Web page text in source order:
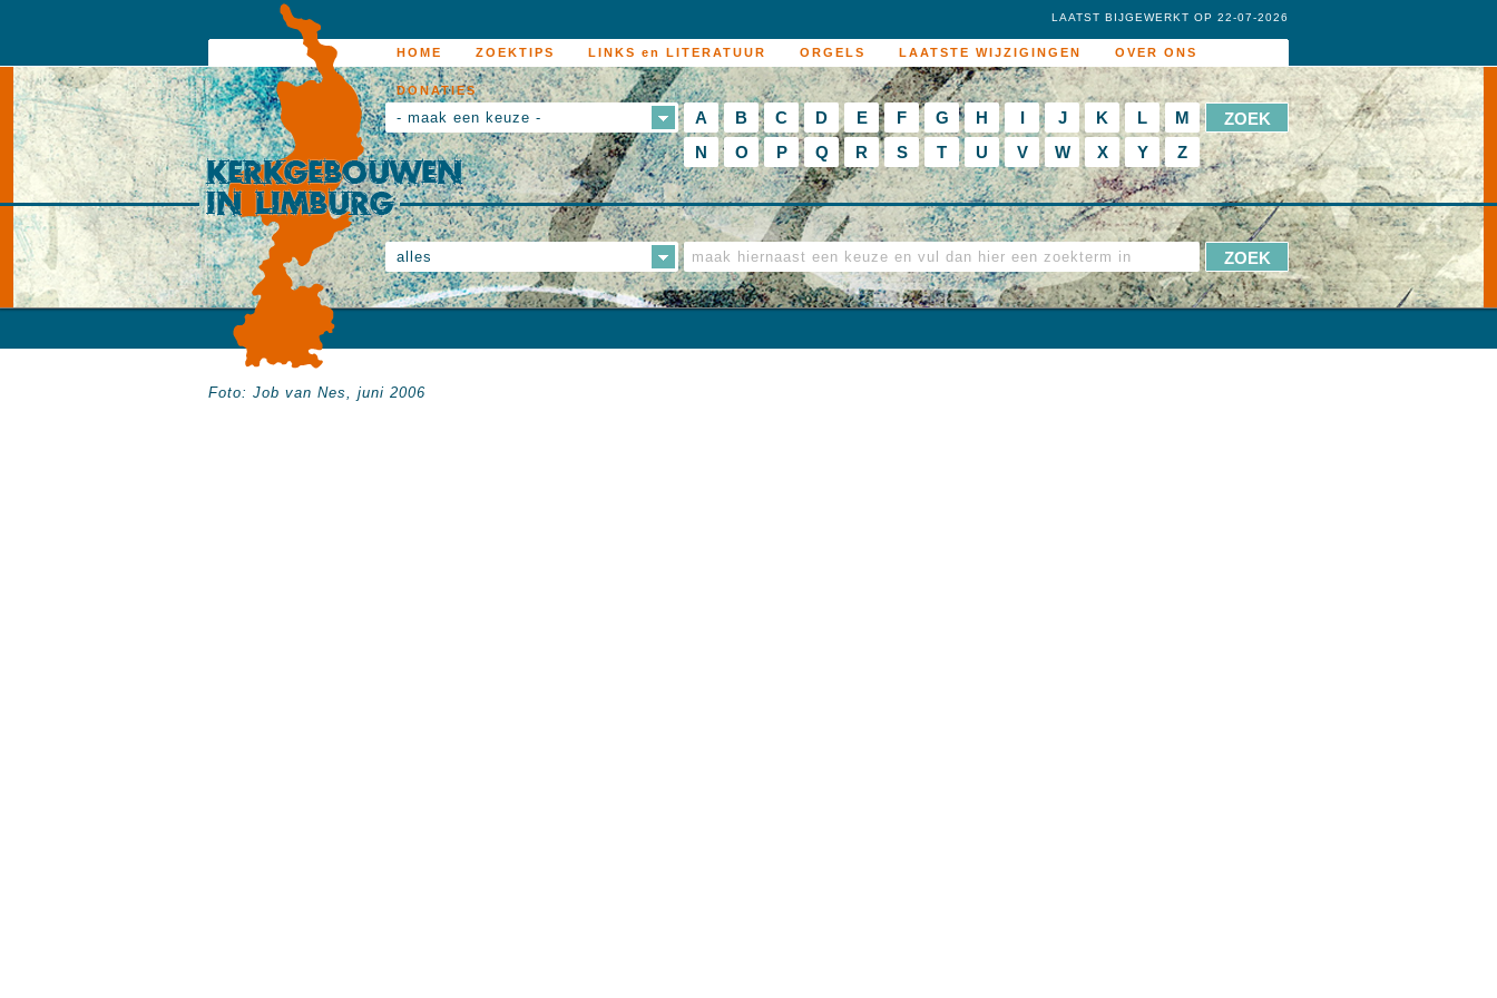
HOME ZOEKTIPS LINKS en LITERATUUR ORGELS LAATSTE WIJZIGINGEN OVER ONS
DONATIES
LAATST BIJGEWERKT OP 22-07-2026
- maak een keuze - A B C D E F G H I J K L
M
N
O P Q R S T U V W X Y Z
alles
Foto: Job van Nes, juni 2006